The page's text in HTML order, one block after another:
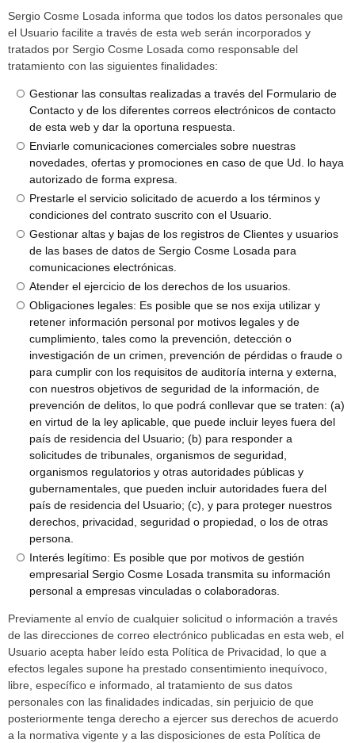
Sergio Cosme Losada informa que todos los datos personales que
el Usuario facilite a través de esta web serán incorporados y
tratados por Sergio Cosme Losada como responsable del
tratamiento con las siguientes finalidades:
Gestionar las consultas realizadas a través del Formulario de
Contacto y de los diferentes correos electrónicos de contacto
de esta web y dar la oportuna respuesta.
Enviarle comunicaciones comerciales sobre nuestras
novedades, ofertas y promociones en caso de que Ud. lo haya
autorizado de forma expresa.
Prestarle el servicio solicitado de acuerdo a los términos y
condiciones del contrato suscrito con el Usuario.
Gestionar altas y bajas de los registros de Clientes y usuarios
de las bases de datos de Sergio Cosme Losada para
comunicaciones electrónicas.
Atender el ejercicio de los derechos de los usuarios.
Obligaciones legales: Es posible que se nos exija utilizar y
retener información personal por motivos legales y de
cumplimiento, tales como la prevención, detección o
investigación de un crimen, prevención de pérdidas o fraude o
para cumplir con los requisitos de auditoría interna y externa,
con nuestros objetivos de seguridad de la información, de
prevención de delitos, lo que podrá conllevar que se traten: (a)
en virtud de la ley aplicable, que puede incluir leyes fuera del
país de residencia del Usuario; (b) para responder a
solicitudes de tribunales, organismos de seguridad,
organismos regulatorios y otras autoridades públicas y
gubernamentales, que pueden incluir autoridades fuera del
país de residencia del Usuario; (c), y para proteger nuestros
derechos, privacidad, seguridad o propiedad, o los de otras
persona.
Interés legítimo: Es posible que por motivos de gestión
empresarial Sergio Cosme Losada transmita su información
personal a empresas vinculadas o colaboradoras.
Previamente al envío de cualquier solicitud o información a través
de las direcciones de correo electrónico publicadas en esta web, el
Usuario acepta haber leído esta Política de Privacidad, lo que a
efectos legales supone ha prestado consentimiento inequívoco,
libre, específico e informado, al tratamiento de sus datos
personales con las finalidades indicadas, sin perjuicio de que
posteriormente tenga derecho a ejercer sus derechos de acuerdo
a la normativa vigente y a las disposiciones de esta Política de